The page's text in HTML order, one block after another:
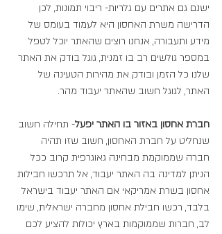
ישנם גם אתרים עם גלריות- ריבוי תמונות, לכן
הדרישה משרת האחסון היא לעמוד בעומס של
מידע ותעבורה, אנחנו רוצים שהאתר יוכל לטפל
במספר גולשים רב בו זמנית, גוגל בודק את האתר
שלנו כל הזמן ובודק את מהירות הטעינה של
האתר, לגוגל חשוב שהאתר יעבוד מהר.
חברת אחסון באזור בו האתר יפעל- תחילה חשוב
שנחליט על חברת האחסון, חשוב שזו תהיה
חברה שממוקמת מבחינה גאוגרפית קרוב ככל
הניתן למדינה בה האתר יעבוד, אל תרכשו חבילות
אחסון בשרת אמריקאי אם האתר יעבוד בישראל
בלבד, רכשו חבילת אחסון מחברה ישראלית, שימו
לב, חברות שממוקמות בארץ יכולות להציע לכם